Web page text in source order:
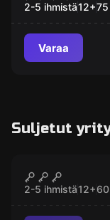
2-5 ihmistä12+75
Varaa
Suljetut
Disco
2-5 ihmistä12+60